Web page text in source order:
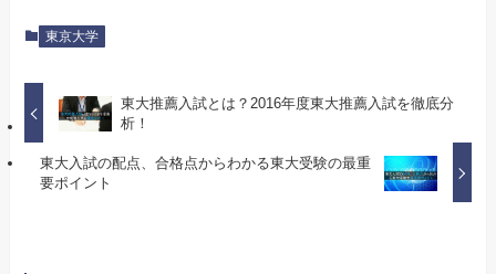
東京大学
東大推薦入試とは？2016年度東大推薦入試を徹底分
析！
東大入試の配点、合格点からわかる東大受験の最重
要ポイント